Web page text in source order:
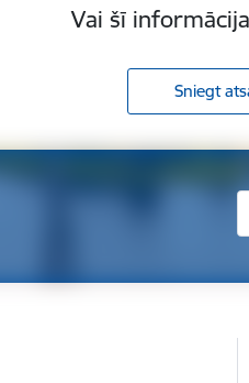
Vai šī
Sniegt